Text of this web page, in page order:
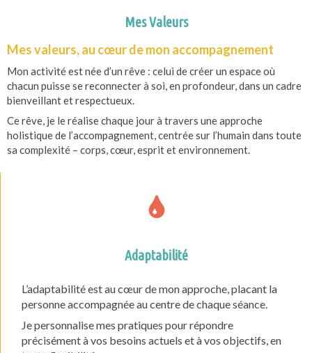
Mes Valeurs
Mes valeurs, au cœur de mon accompagnement
Mon activité est née d’un rêve : celui de créer un espace où
chacun puisse se reconnecter à soi, en profondeur, dans un cadre
bienveillant et respectueux.
Ce rêve, je le réalise chaque jour à travers une approche
holistique de l’accompagnement, centrée sur l’humain dans toute
sa complexité – corps, cœur, esprit et environnement.
Adaptabilité
L’adaptabilité est au cœur de mon approche, placant la
personne accompagnée au centre de chaque séance.
Je personnalise mes pratiques pour répondre
précisément à vos besoins actuels et à vos objectifs, en